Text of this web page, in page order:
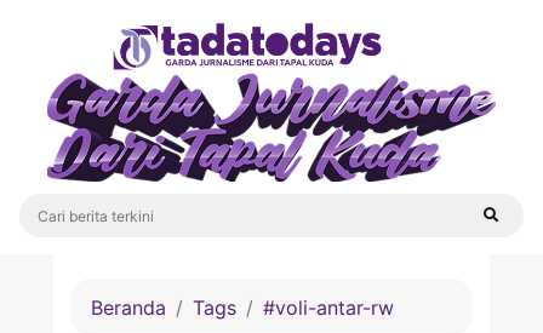
Beranda Tags #voli-antar-rw